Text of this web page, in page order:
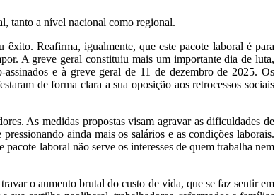
tanto a nível nacional como regional.
Reafirma, igualmente, que este pacote laboral é para
A greve geral constituiu mais um importante dia de luta,
assinados e à greve geral de 11 de dezembro de 2025. Os
de forma clara a sua oposição aos retrocessos sociais
As medidas propostas visam agravar as dificuldades de
ainda mais os salários e as condições laborais.
laboral não serve os interesses de quem trabalha nem
o aumento brutal do custo de vida, que se faz sentir em